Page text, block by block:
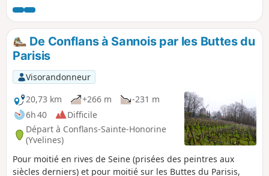
De Conflans à Sannois par les Buttes du
Parisis
Visorandonneur
20,73 km
+266 m
-231 m
6h 40
Difficile
Départ à Conflans-Sainte-Honorine
(Yvelines)
Pour moitié en rives de Seine (prisées des peintres aux
siècles derniers) et pour moitié sur les Buttes du Parisis,